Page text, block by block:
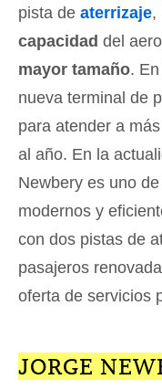
pista de aterrizaje,
capacidad del
mayor tamaño.
nueva terminal de
para atender a
al año. En la
Newbery es uno
modernos y
con dos pistas de
pasajeros
oferta de servicios
JORGE